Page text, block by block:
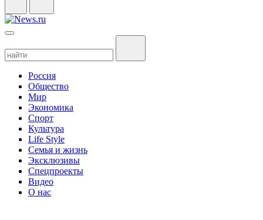
Россия
Общество
Мир
Экономика
Спорт
Культура
Life Style
Семья и жизнь
Эксклюзивы
Спецпроекты
Видео
О нас